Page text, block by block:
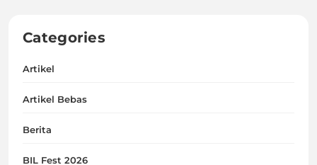
Categories
Artikel
Artikel Bebas
Berita
BIL Fest 2026